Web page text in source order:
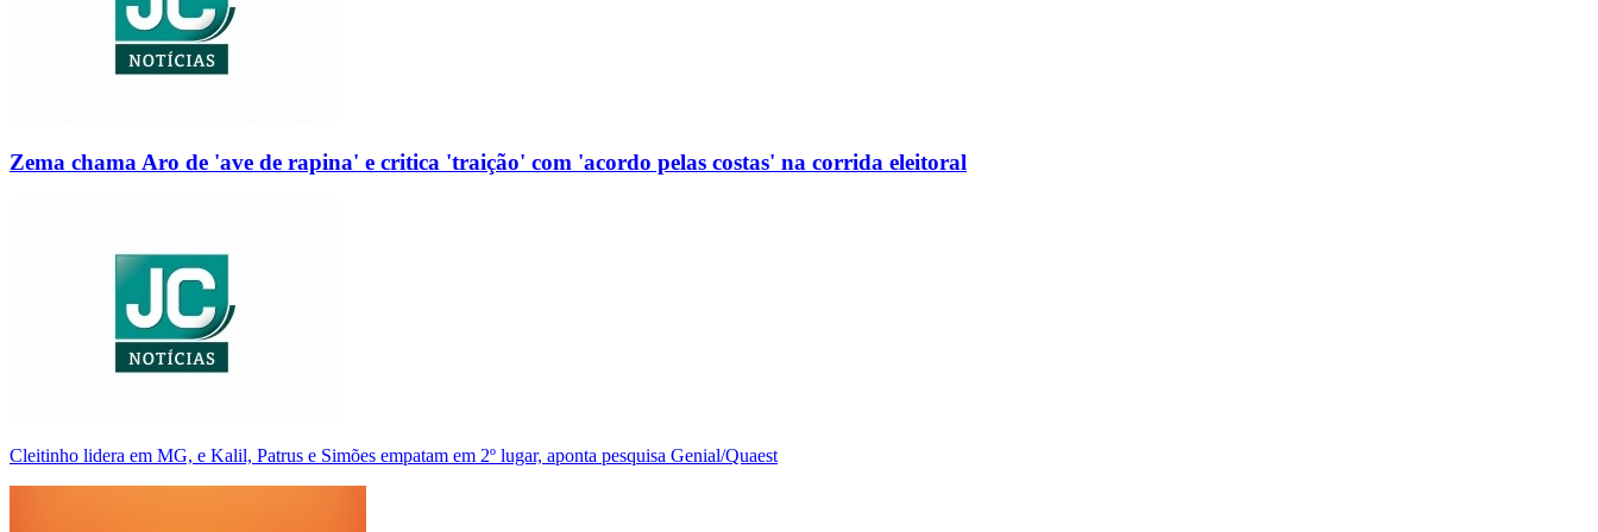
Zema chama Aro de 'ave de rapina' e critica 'traição' com 'acordo pelas costas' na corrida eleitoral
Cleitinho lidera em MG, e Kalil, Patrus e Simões empatam em 2º lugar, aponta pesquisa Genial/Quaest